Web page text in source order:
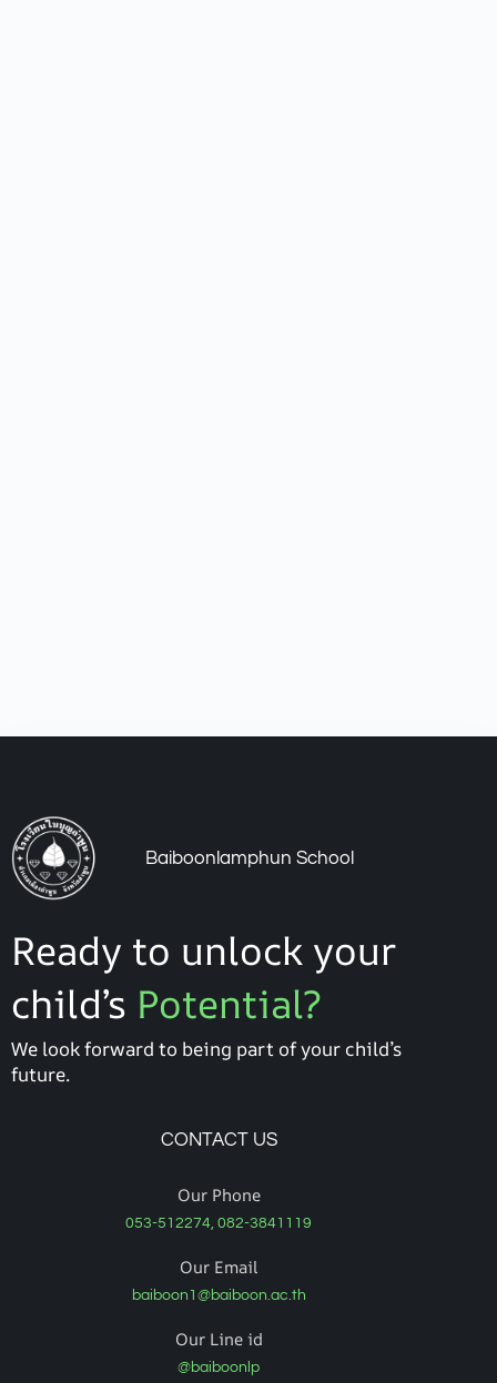
Baiboonlamphun School
Ready to unlock your
child’s Potential?
We look forward to being part of your child’s
future.
CONTACT US
Our Phone
053-512274, 082-3841119
Our Email
baiboon1@baiboon.ac.th
Our Line id
@baiboonlp